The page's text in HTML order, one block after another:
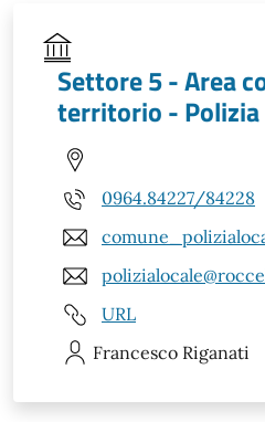
Settore 5 - Area
territorio -
0964.84227/84228
URL
Francesco Riganati